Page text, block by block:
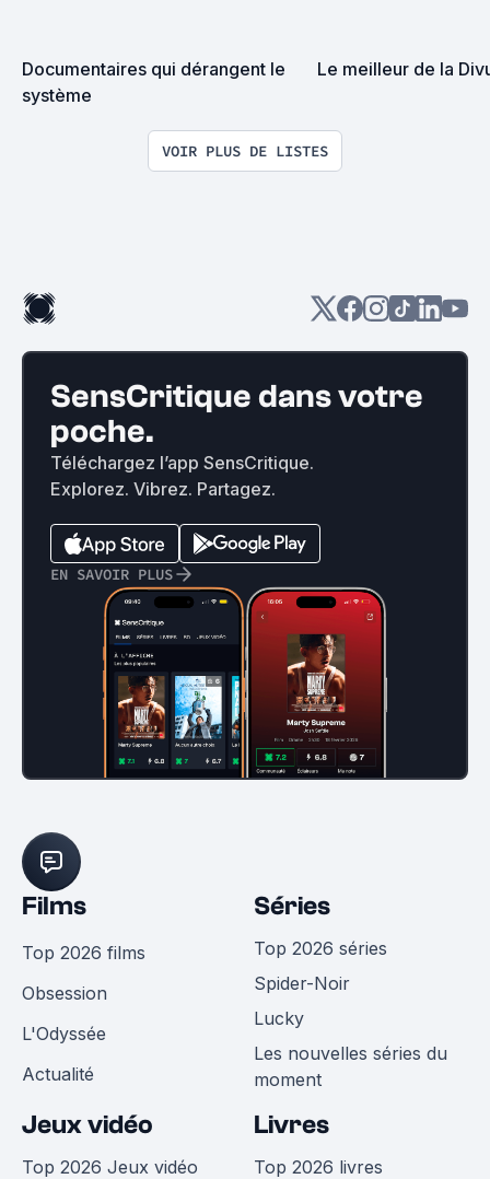
Documentaires qui dérangent le
système
Le meilleur de la
VOIR PLUS DE LISTES
SensCritique dans votre
poche.
Téléchargez l’app SensCritique.
Explorez. Vibrez. Partagez.
EN SAVOIR PLUS
Films
Top 2026 films
Obsession
L'Odyssée
Actualité
Séries
Top 2026 séries
Spider-Noir
Lucky
Les nouvelles séries du
moment
Jeux vidéo
Top 2026 Jeux vidéo
Livres
Top 2026 livres